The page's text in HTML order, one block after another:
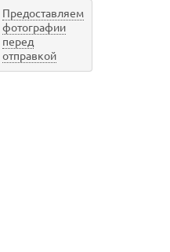
Предоставляем
фотографии
перед
отправкой